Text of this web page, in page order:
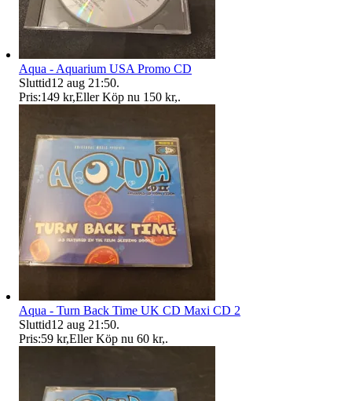
Aqua - Aquarium USA Promo CD
Sluttid12 aug 21:50.
Pris:149 kr,Eller Köp nu 150 kr,.
Aqua - Turn Back Time UK CD Maxi CD 2
Sluttid12 aug 21:50.
Pris:59 kr,Eller Köp nu 60 kr,.